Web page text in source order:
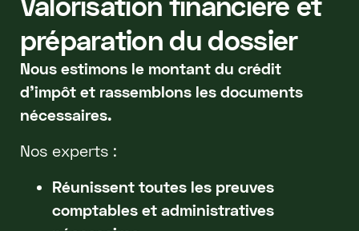
préparation du dossier
Nous estimons le montant du crédit
d’impôt et rassemblons les documents
nécessaires.
Nos experts :
Réunissent toutes les preuves
comptables et administratives